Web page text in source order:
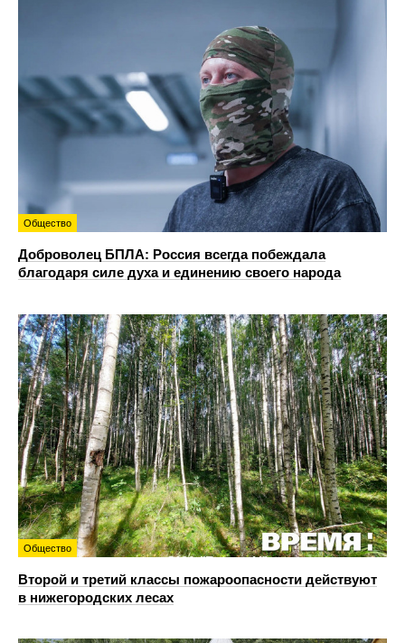
Общество
Доброволец БПЛА: Россия всегда побеждала
благодаря силе духа и единению своего народа
Общество
Второй и третий классы пожароопасности действуют
в нижегородских лесах